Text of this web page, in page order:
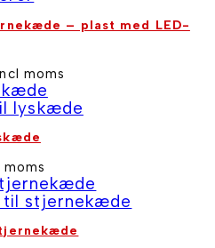
– plast med LED-
moms